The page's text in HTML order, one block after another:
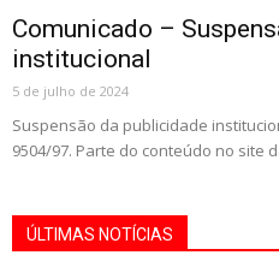
Comunicado –
institucional
5 de julho de 2024
Suspensão da publicidade
9504/97. Parte do conteúdo no site
ÚLTIMAS NOTÍCIAS